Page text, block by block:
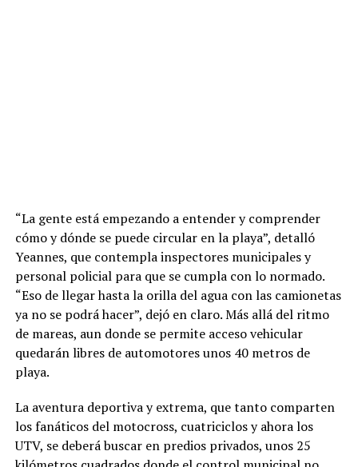
“La gente está empezando a entender y comprender
cómo y dónde se puede circular en la playa”, detalló
Yeannes, que contempla inspectores municipales y
personal policial para que se cumpla con lo normado.
“Eso de llegar hasta la orilla del agua con las camionetas
ya no se podrá hacer”, dejó en claro. Más allá del ritmo
de mareas, aun donde se permite acceso vehicular
quedarán libres de automotores unos 40 metros de
playa.
La aventura deportiva y extrema, que tanto comparten
los fanáticos del motocross, cuatriciclos y ahora los
UTV, se deberá buscar en predios privados, unos 25